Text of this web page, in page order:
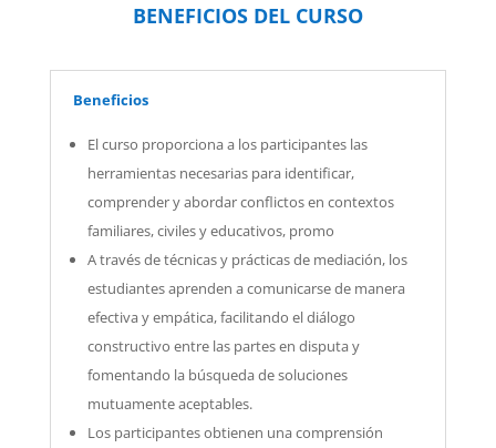
BENEFICIOS DEL CURSO
Beneficios
El curso proporciona a los participantes las
herramientas necesarias para identificar,
comprender y abordar conflictos en contextos
familiares, civiles y educativos, promo
A través de técnicas y prácticas de mediación, los
estudiantes aprenden a comunicarse de manera
efectiva y empática, facilitando el diálogo
constructivo entre las partes en disputa y
fomentando la búsqueda de soluciones
mutuamente aceptables.
Los participantes obtienen una comprensión